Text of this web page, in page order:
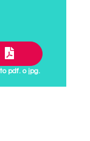
pdf. o jpg.